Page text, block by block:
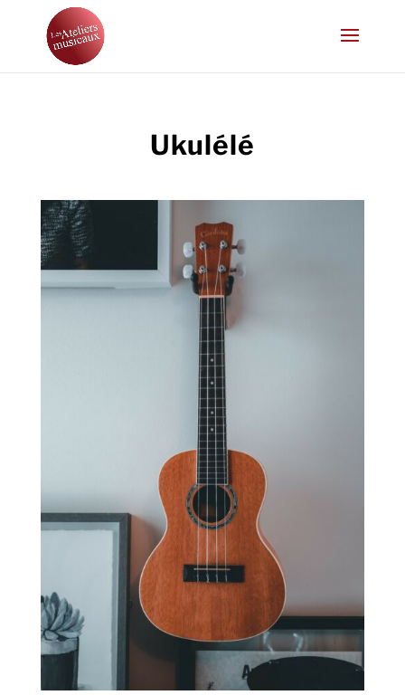
Ukulélé